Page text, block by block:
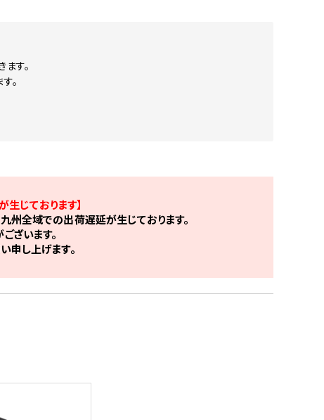
す。
。
じております】
州全域での出荷遅延が生じております。
ざいます。
申し上げます。